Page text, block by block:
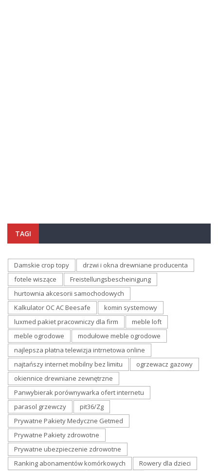
TAGI
Damskie crop topy
drzwi i okna drewniane producenta
fotele wiszące
Freistellungsbescheinigung
hurtownia akcesorii samochodowych
Kalkulator OC AC Beesafe
komin systemowy
luxmed pakiet pracowniczy dla firm
meble loft
meble ogrodowe
modułowe meble ogrodowe
najlepsza płatna telewizja intrnetowa online
najtańszy internet mobilny bez limitu
ogrzewacz gazowy
okiennice drewniane zewnętrzne
Panwybierak porównywarka ofert internetu
parasol grzewczy
pit36/Zg
Prywatne Pakiety Medyczne Getmed
Prywatne Pakiety zdrowotne
Prywatne ubezpieczenie zdrowotne
Ranking abonamentów komórkowych
Rowery dla dzieci